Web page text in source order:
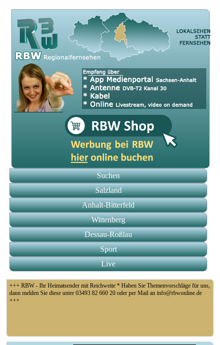
Suchen
Salzland
Anhalt-Bitterfeld
Wittenberg
Dessau-Roßlau
Sport
Live
+++ RBW - Ihr Heimatsender mit Reichweite * Haben Sie Themenvorschläge für uns,
dann melden Sie diese unter 03493 82 660 20 oder per Mail an info@rbwonline.de
+++
+++ Fußball Oberliga Süd 1. Spieltag: SG Union Sandersdorf - VfB 1921 Krieschow,